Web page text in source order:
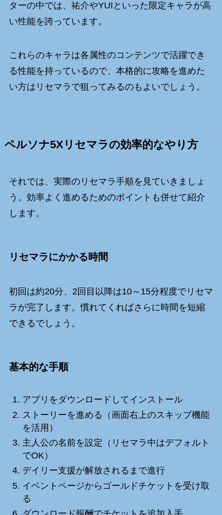
ターの中では、祐介やYUIといった限定キャラが高
い性能を誇っています。
これらのキャラは各属性のコンテンツで活躍でき
る性能を持っているので、本格的に攻略を進めた
い方はリセマラで狙ってみるのもよいでしょう。
ペルソナ5Xリセマラの効率的なやり方
それでは、実際のリセマラ手順を見ていきましょ
う。効率よく進めるためのポイントも併せて紹介
します。
リセマラにかかる時間
初回は約20分、2回目以降は10～15分程度でリセマ
ラが完了します。慣れてくればさらに時間を短縮
できるでしょう。
基本的な手順
アプリをダウンロードしてインストール
ストーリーを進める（画面右上のスキップ機能
を活用）
主人公の名前を設定（リセマラ中はデフォルト
でOK）
デイリー支援が解放されるまで進行
イベントページからゴールドチケットを受け取
る